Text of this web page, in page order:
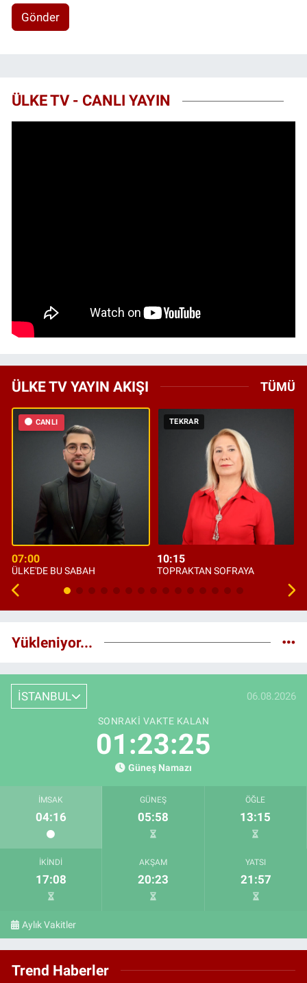
Gönder
ÜLKE TV - CANLI YAYIN
ÜLKE TV YAYIN AKIŞI TÜMÜ
CANLI
07:00
ÜLKE'DE BU SABAH
TEKRAR
10:15
TOPRAKTAN SOFRAYA
Yükleniyor...
İSTANBUL 06.08.2026
SONRAKI VAKTE KALAN
01:23:25
Güneş Namazı
İMSAK
04:16
GÜNEŞ
05:58
ÖĞLE
13:15
İKINDI
17:08
AKŞAM
20:23
YATSI
21:57
Aylık Vakitler
Trend Haberler